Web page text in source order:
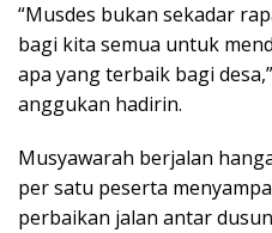
“Musdes bukan sekadar
bagi kita semua untuk
apa yang terbaik bagi
anggukan hadirin.
Musyawarah berjalan
per satu peserta
perbaikan jalan antar